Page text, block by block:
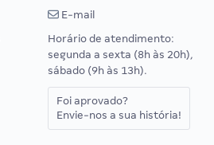
E-mail
Horário de atendimento:
segunda a sexta (8h às 20h),
sábado (9h às 13h).
Foi aprovado?
Envie-nos a sua história!